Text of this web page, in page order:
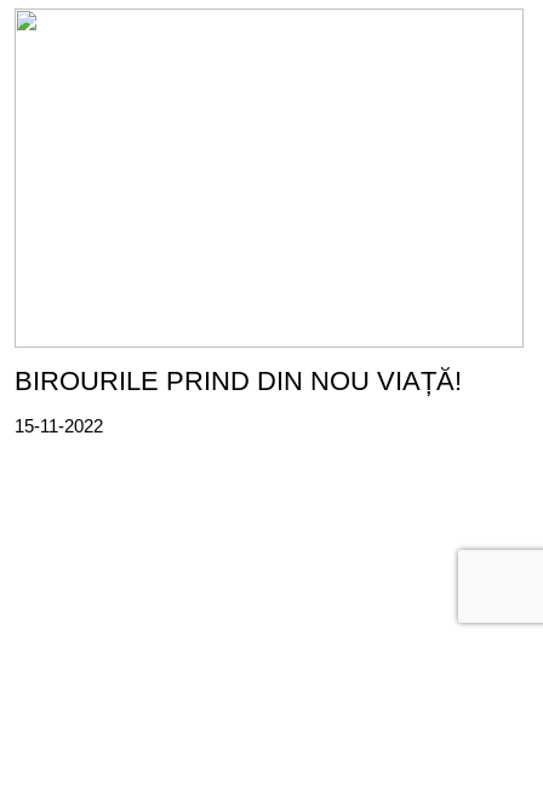
BIROURILE PRIND DIN NOU VIAȚĂ!
15-11-2022